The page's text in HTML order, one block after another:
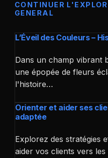
CONTINUER
GENERAL
L’Éveil des Couleurs –
Dans un champ vibrant
une épopée de fleurs
l'histoire…
Orienter et aider ses
adaptée
Explorez des stratégies
aider vos clients vers